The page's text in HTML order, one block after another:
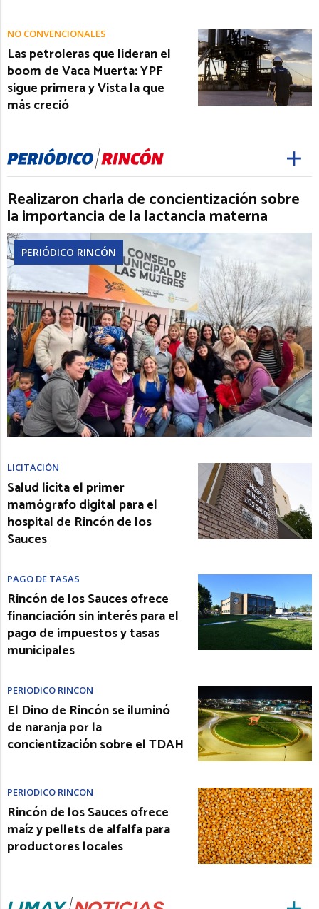
NO CONVENCIONALES
Las petroleras que lideran el
boom de Vaca Muerta: YPF
sigue primera y Vista la que
más creció
Realizaron charla de concientización sobre
la importancia de la lactancia materna
PERIÓDICO RINCÓN
LICITACIÓN
Salud licita el primer
mamógrafo digital para el
hospital de Rincón de los
Sauces
PAGO DE TASAS
Rincón de los Sauces ofrece
financiación sin interés para el
pago de impuestos y tasas
municipales
PERIÓDICO RINCÓN
El Dino de Rincón se iluminó
de naranja por la
concientización sobre el TDAH
PERIÓDICO RINCÓN
Rincón de los Sauces ofrece
maíz y pellets de alfalfa para
productores locales